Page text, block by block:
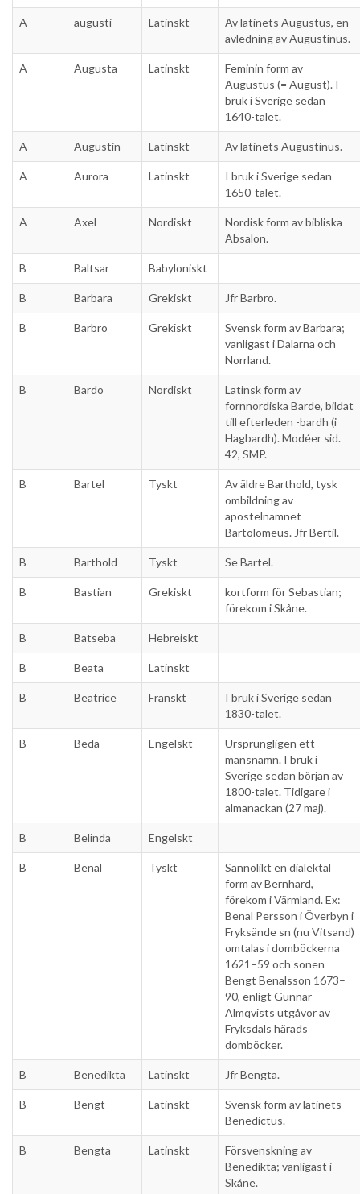
A augusti Latinskt
Av latinets Augustus, en
avledning av Augustinus.
A Augusta Latinskt
Feminin form av
Augustus (= August). I
bruk i Sverige sedan
1640-talet.
A Augustin Latinskt Av latinets Augustinus.
A Aurora Latinskt
I bruk i Sverige sedan
1650-talet.
A Axel Nordiskt
Nordisk form av bibliska
Absalon.
B Baltsar Babyloniskt
B Barbara Grekiskt Jfr Barbro.
B Barbro Grekiskt
Svensk form av Barbara;
vanligast i Dalarna och
Norrland.
B Bardo Nordiskt
Latinsk form av
fornnordiska Barde, bildat
till efterleden -bardh (i
Hagbardh). Modéer sid.
42, SMP.
B Bartel Tyskt
Av äldre Barthold, tysk
ombildning av
apostelnamnet
Bartolomeus. Jfr Bertil.
B Barthold Tyskt Se Bartel.
B Bastian Grekiskt
kortform för Sebastian;
förekom i Skåne.
B Batseba Hebreiskt
B Beata Latinskt
B Beatrice Franskt
I bruk i Sverige sedan
1830-talet.
B Beda Engelskt
Ursprungligen ett
mansnamn. I bruk i
Sverige sedan början av
1800-talet. Tidigare i
almanackan (27 maj).
B Belinda Engelskt
B Benal Tyskt
Sannolikt en dialektal
form av Bernhard,
förekom i Värmland. Ex:
Benal Persson i Överbyn i
Fryksände sn (nu Vitsand)
omtalas i domböckerna
1621–59 och sonen
Bengt Benalsson 1673–
90, enligt Gunnar
Almqvists utgåvor av
Fryksdals härads
domböcker.
B Benedikta Latinskt Jfr Bengta.
B Bengt Latinskt
Svensk form av latinets
Benedictus.
B Bengta Latinskt
Försvenskning av
Benedikta; vanligast i
Skåne.